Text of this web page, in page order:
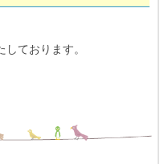
ております。